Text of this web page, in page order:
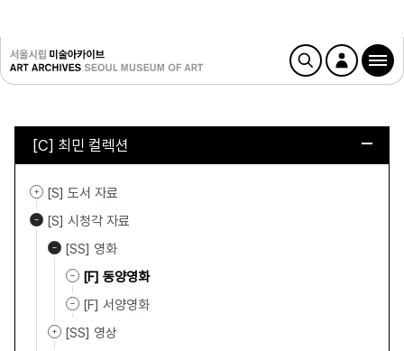
[C] 최민 컬렉션
[S] 도서 자료
[S] 시청각 자료
[SS] 영화
[F] 동양영화
[F] 서양영화
[SS] 영상